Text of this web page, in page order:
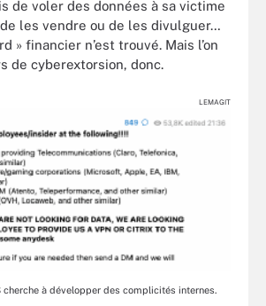
de voler des données à sa victime
les vendre ou de les divulguer…
» financier n’est trouvé. Mais l’on
de cyberextorsion, donc.
LEMAGIT
cherche à développer des complicités internes.